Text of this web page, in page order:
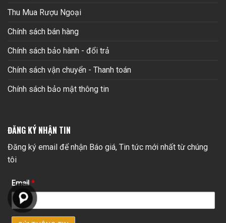
Thu Mua Rượu Ngoại
Chính sách bán hàng
Chính sách bảo hành - đổi trả
Chính sách vận chuyển - Thanh toán
Chính sách bảo mật thông tin
ĐĂNG KÝ NHẬN TIN
Đăng ký email để nhận Báo giá, Tin tức mới nhất từ chúng
tôi
Email *